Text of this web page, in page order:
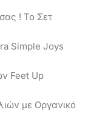
! Το Σετ
Simple Joys
Feet Up
με Οργανικό